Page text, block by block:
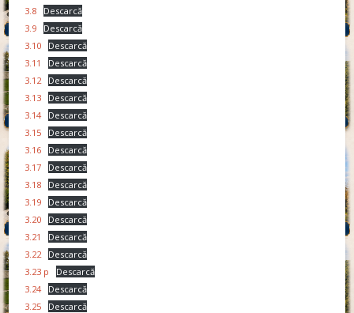
3.8
Descarcă
3.9
Descarcă
3.10
Descarcă
3.11
Descarcă
3.12
Descarcă
3.13
Descarcă
3.14
Descarcă
3.15
Descarcă
3.16
Descarcă
3.17
Descarcă
3.18
Descarcă
3.19
Descarcă
3.20
Descarcă
3.21
Descarcă
3.22
Descarcă
3.23 p
Descarcă
3.24
Descarcă
3.25
Descarcă